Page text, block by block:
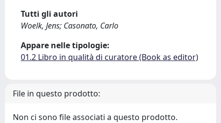
Tutti gli autori
Woelk, Jens; Casonato, Carlo
Appare nelle tipologie:
01.2 Libro in qualità di curatore (Book as editor)
File in questo prodotto:
Non ci sono file associati a questo prodotto.